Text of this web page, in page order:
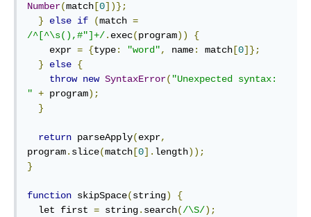
Number(match [0])};
}
else if (match =
/^[^\s(),#"]+/. exec(program))
{
    expr
= {type: "word", name: match [0]};
}
else {
throw new SyntaxError( "Unexpected syntax:
" + program);
}
return parseApply(expr,
program. slice(match [0]. length));
}
function skipSpace(string)
{
  let first
= string. search(/\S/);